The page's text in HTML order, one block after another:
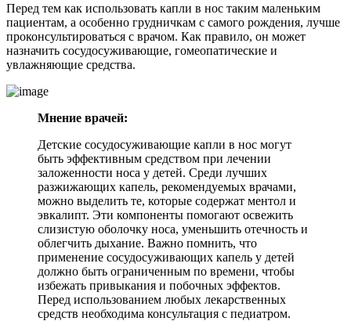
Перед тем как использовать капли в нос таким маленьким
пациентам, а особенно грудничкам с самого рождения, лучше
проконсультироваться с врачом. Как правило, он может
назначить сосудосуживающие, гомеопатические и
увлажняющие средства.
Мнение врачей:
Детские сосудосуживающие капли в нос могут
быть эффективным средством при лечении
заложенности носа у детей. Среди лучших
разжижающих капель, рекомендуемых врачами,
можно выделить те, которые содержат ментол и
эвкалипт. Эти компоненты помогают освежить
слизистую оболочку носа, уменьшить отечность и
облегчить дыхание. Важно помнить, что
применение сосудосуживающих капель у детей
должно быть ограниченным по времени, чтобы
избежать привыкания и побочных эффектов.
Перед использованием любых лекарственных
средств необходима консультация с педиатром.